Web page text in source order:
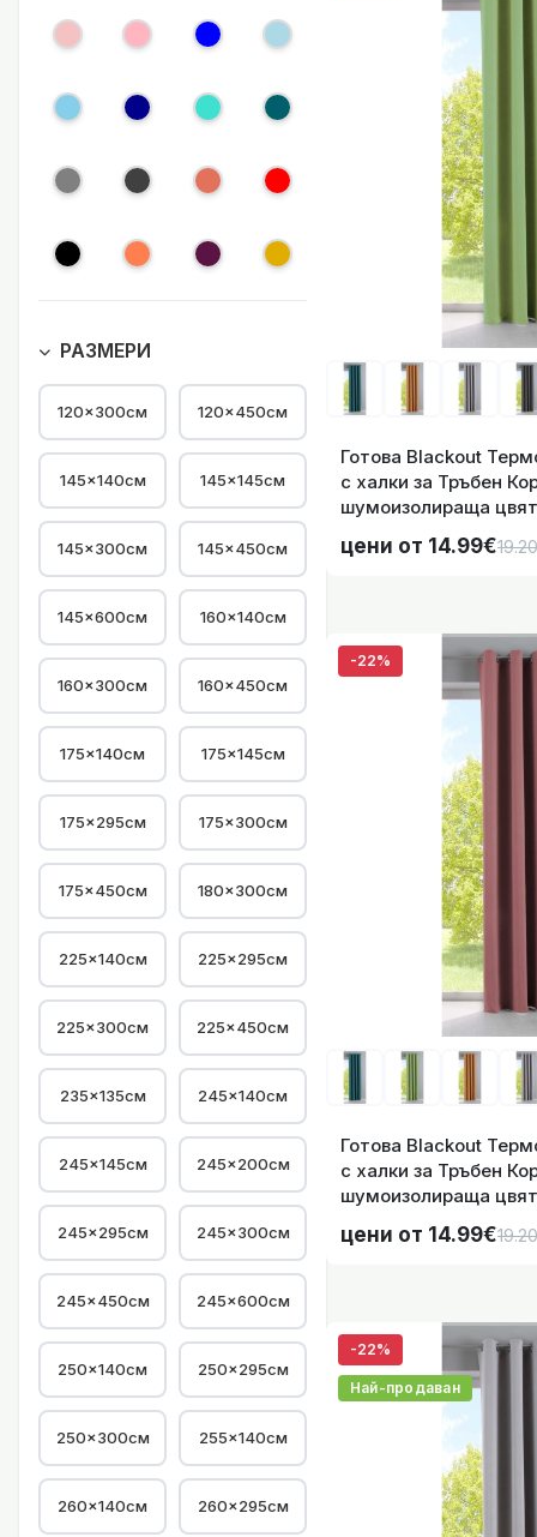
РАЗМЕРИ
120×300см 120×450см
145×140см 145×145см
145×300см 145×450см
145×600см 160×140см
160×300см 160×450см
175×140см 175×145см
175×295см 175×300см
175×450см 180×300см
225×140см 225×295см
225×300см 225×450см
235×135см 245×140см
245×145см 245×200см
245×295см 245×300см
245×450см 245×600см
250×140см 250×295см
250x300см 255×140см
260×140см 260×295см
Готова Blackout
с халки за Тръбен
шумоизолираща
Размера, код-
цени от 14.99€
-22%
Готова Blackout
с халки за Тръбен
шумоизолираща
Размера, код-
цени от 14.99€
-22%
Най-продаван
Готова Blackout
Готова Blackout
Готова Blackout
Готова Blackout
Готова Blackout
Готова Blackout
Готова Blackout